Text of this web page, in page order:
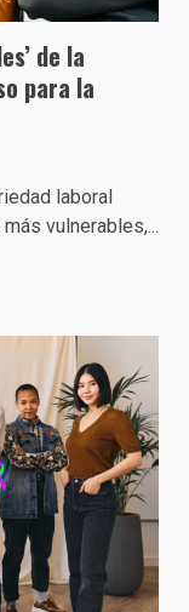
de la
para la
laboral
vulnerables,...